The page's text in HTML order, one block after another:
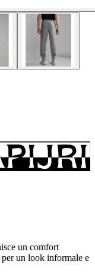
un comfort
per un look informale e